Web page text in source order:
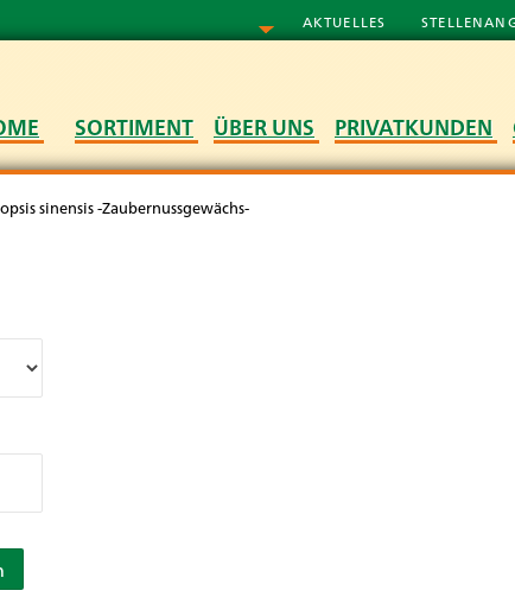
AKTUELLES
SORTIMENT ÜBER UNS PRIVATKUNDEN
sinensis -Zaubernussgewächs-